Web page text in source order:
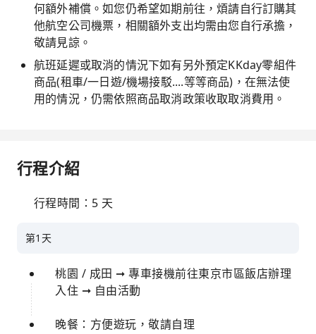
何額外補償。如您仍希望如期前往，煩請自行訂購其
他航空公司機票，相關額外支出均需由您自行承擔，
敬請見諒。
航班延遲或取消的情況下如有另外預定KKday零組件
商品(租車/一日遊/機場接駁....等等商品)，在無法使
用的情況，仍需依照商品取消政策收取取消費用。
行程介紹
行程時間：5 天
第1天
桃園 / 成田 ➞ 專車接機前往東京市區飯店辦理
入住 ➞ 自由活動
晚餐：方便遊玩，敬請自理